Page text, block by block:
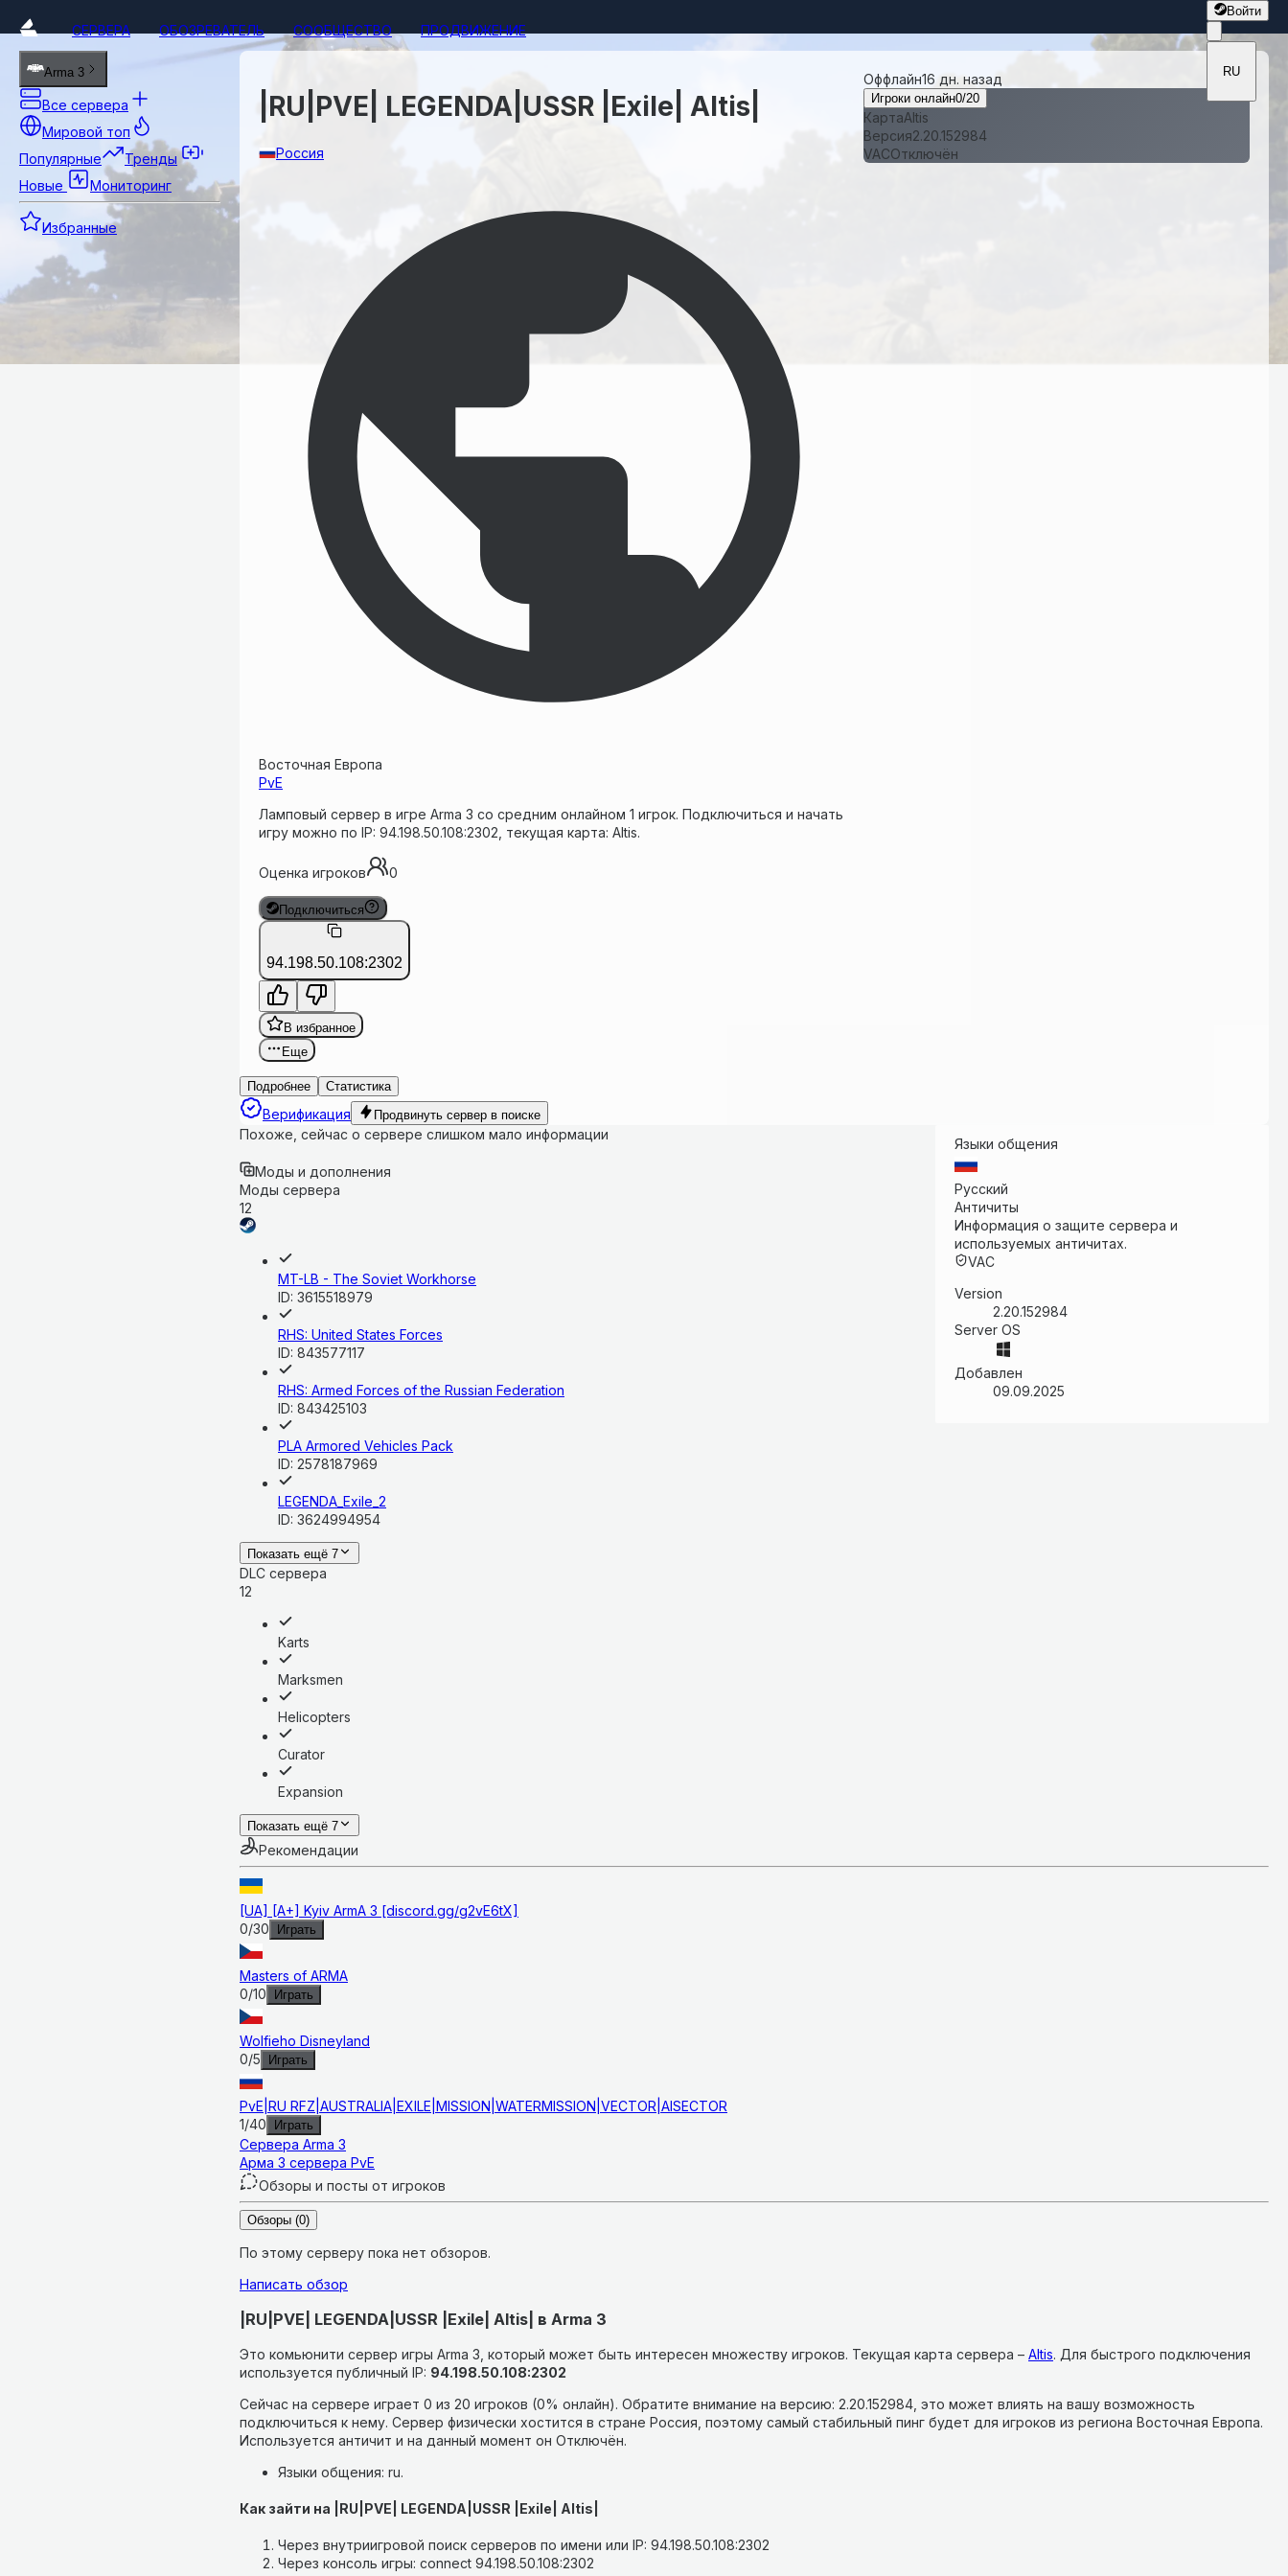
СЕРВЕРА ОБОЗРЕВАТЕЛЬ СООБЩЕСТВО ПРОДВИЖЕНИЕ
Войти
RU
Arma 3
Все сервера
Мировой топ
Популярные
Тренды
Новые
Мониторинг
Избранные
|RU|PVE| LEGENDA|USSR |Exile| Altis|
Россия
Восточная Европа
PvE
Ламповый сервер в игре Arma 3 со средним онлайном 1 игрок. Подключиться и начать
игру можно по IP: 94.198.50.108:2302, текущая карта: Altis.
Оценка игроков 0
Оффлайн16 дн. назад
Игроки онлайн0/20
КартаAltis
Версия2.20.152984
VACОтключён
Подключиться
94.198.50.108:2302
В избранное
Еще
Подробнее Статистика
Верификация Продвинуть сервер в поиске
Похоже, сейчас о сервере слишком мало информации
Моды и дополнения
Моды сервера
12
MT-LB - The Soviet Workhorse
ID: 3615518979
RHS: United States Forces
ID: 843577117
RHS: Armed Forces of the Russian Federation
ID: 843425103
PLA Armored Vehicles Pack
ID: 2578187969
LEGENDA_Exile_2
ID: 3624994954
Показать ещё 7
DLC сервера
12
Karts
Marksmen
Helicopters
Curator
Expansion
Показать ещё 7
Языки общения
Русский
Античиты
Информация о защите сервера и
используемых античитах.
VAC
Version
2.20.152984
Server OS
Добавлен
09.09.2025
Рекомендации
[UA] [A+] Kyiv ArmA 3 [discord.gg/g2vE6tX]
0/30 Играть
Masters of ARMA
0/10 Играть
Wolfieho Disneyland
0/5 Играть
PvE|RU RFZ|AUSTRALIA|EXILE|MISSION|WATERMISSION|VECTOR|AISECTOR
1/40 Играть
Сервера Arma 3
Арма 3 сервера PvE
Обзоры и посты от игроков
Обзоры (0)
По этому серверу пока нет обзоров.
Написать обзор
|RU|PVE| LEGENDA|USSR |Exile| Altis| в Arma 3
Это комьюнити сервер игры Arma 3, который может быть интересен множеству игроков. Текущая карта сервера – Altis. Для быстрого подключения
используется публичный IP: 94.198.50.108:2302
Сейчас на сервере играет 0 из 20 игроков (0% онлайн). Обратите внимание на версию: 2.20.152984, это может влиять на вашу возможность
подключиться к нему. Сервер физически хостится в стране Россия, поэтому самый стабильный пинг будет для игроков из региона Восточная Европа.
Используется античит и на данный момент он Отключён.
Языки общения: ru.
Как зайти на |RU|PVE| LEGENDA|USSR |Exile| Altis|
Через внутриигровой поиск серверов по имени или IP: 94.198.50.108:2302
Через консоль игры: connect 94.198.50.108:2302